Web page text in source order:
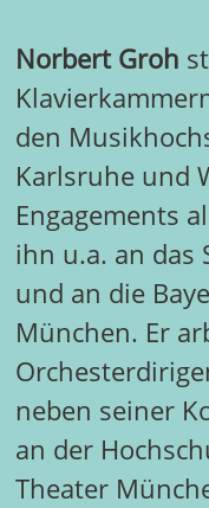
Norbert Groh
den
Karlsruhe und
Engagements
ihn u.a. an das
und an die
München. Er
neben seiner
an der
Theater